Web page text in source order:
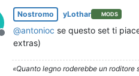
Non in linea
Nostromo yLothar MODS
@antonioc se questo set ti
extras)
«Quanto legno roderebbe un roditore